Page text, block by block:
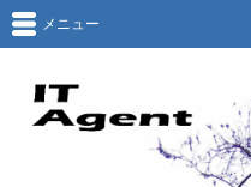
メニュー